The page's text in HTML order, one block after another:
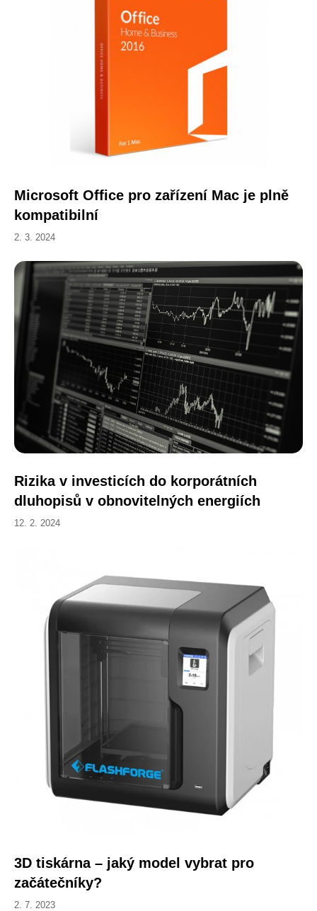
Microsoft Office pro zařízení Mac je plně
kompatibilní
2. 3. 2024
Rizika v investicích do korporátních
dluhopisů v obnovitelných energiích
12. 2. 2024
3D tiskárna – jaký model vybrat pro
začátečníky?
2. 7. 2023